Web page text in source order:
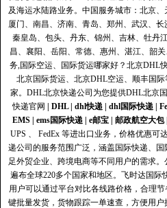
及海运水陆路业务。中国服务城市：北京
厦门、南昌、济南、青岛、郑州、武汉、
秦皇岛、包头、丹东、锦州、吉林、牡丹
昌、襄阳、岳阳、常德、惠州、湛江、韶
务,国际空运、国际货运哪家好？北京DHL
北京国际货运、北京DHL空运、顺丰国
家。DHL北京快递公司为您提供DHL北京
快递官网
DHL| dhl快递| dhl国际快递|
EMS| ems国际快递| e邮宝| 邮政航空大包|
UPS 、 FedEx 等进出口业务，价格优惠
递公司的服务范围广泛，涵盖国际快递、
足外贸企业、跨境电商等不同用户的需求
遍布全球220多个国家和地区。飞时达国
用户可以通过平台对比各线路价格，合理
键批量发货，货物跟踪一单速查，方便用